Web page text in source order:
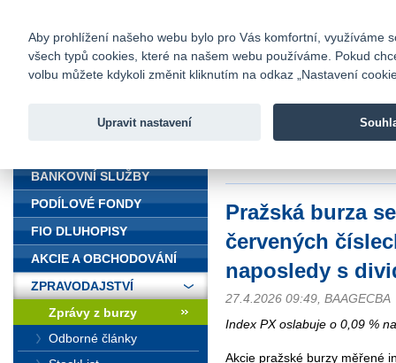
Fio banka
Fio banka
Pražská burza
červených
naposledy s
27.4.2026 09:49, BAAGECBA
Index PX oslabuje o 0,09 %
Akcie pražské burzy měřené
BANKOVNÍ SLUŽBY
PODÍLOVÉ FONDY
FIO DLUHOPISY
AKCIE A OBCHODOVÁNÍ
ZPRAVODAJSTVÍ
Zprávy z burzy
Odborné články
Aby prohlížení našeho webu bylo pro Vás komfortní, využíváme
všech typů cookies, které na našem webu používáme. Pokud
volbu můžete kdykoli změnit kliknutím na odkaz „Nastavení
Upravit nastavení